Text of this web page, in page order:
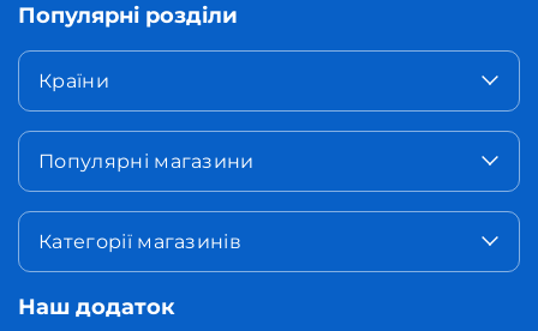
Популярні розділи
Країни
Популярні магазини
Категорії магазинів
Наш додаток